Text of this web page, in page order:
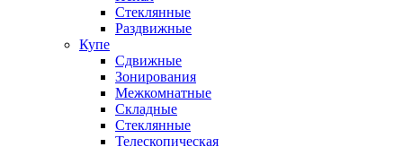
Стеклянные
Раздвижные
Купе
Сдвижные
Зонирования
Межкомнатные
Складные
Стеклянные
Телескопическая